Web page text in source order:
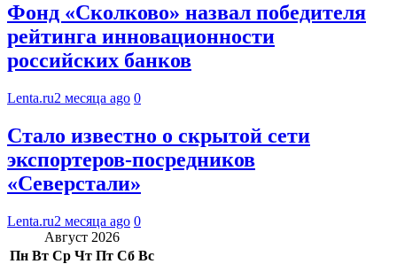
Фонд «Сколково» назвал победителя
рейтинга инновационности
российских банков
Lenta.ru2 месяца ago 0
Стало известно о скрытой сети
экспортеров-посредников
«Северстали»
Lenta.ru2 месяца ago 0
Август 2026
Пн Вт Ср Чт Пт Сб Вс